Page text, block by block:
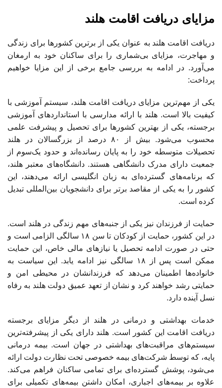
مزایای دریافت اقامت هلند
دریافت اقامت هلند به عنوان یکی از برترین کشورها برای زندگی
و مهاجرت، مزایای بی‌شماری را برای ساکنان خود به ارمغان
می‌آورد. در ادامه به بررسی جامع برخی از این مزایا خواهیم
پرداخت:
یکی از مهم‌ترین مزایای دریافت اقامت هلند، سیستم آموزشی با
کیفیت بالا است. هلند با ارائه مدارسی با استانداردهای آموزشی
برجسته، یکی از بهترین کشورها برای تحصیل و پیشرفت علمی
محسوب می‌شود. بیش از ۸۰ درصد از بزرگسالان در هلند
تحصیلات متوسطه خود را به پایان رسانده‌اند و حدود یک‌سوم از
جمعیت دارای مدرک دانشگاهی هستند. دانشگاه‌های معتبر هلند،
که برنامه‌های گسترده‌ای به زبان انگلیسی ارائه می‌دهند، این
کشور را به یکی از مقاصد برتر برای دانشجویان بین‌المللی تبدیل
کرده است.
حمایت از فرزندان نیز یکی از جنبه‌های مهم زندگی در هلند است.
در این کشور، حمایت از کودکان تا سن ۱۸ سالگی الزامی است و
حتی در صورت ادامه تحصیل یا نیازهای مالی خاص، این حمایت
ممکن است پس از ۱۸ سالگی نیز ادامه یابد. این سیاست به
خانواده‌ها اطمینان می‌دهد که فرزندانشان در محیطی امن و
حمایتی رشد خواهند کرد و نشان از تعهد عمیق دولت هلند به رفاه
نسل آینده دارد.
خدمات بهداشتی و درمانی در هلند از دیگر مزایای برجسته
دریافت اقامت این کشور است. هلند دارای یکی از پیشرفته‌ترین
سیستم‌های مراقبت‌های بهداشتی در جهان است. بیمه درمانی
پایه، که توسط شرکت‌های بیمه خصوصی تحت نظارت دولت ارائه
می‌شود، پوشش گسترده‌ای برای تمامی ساکنان فراهم می‌کند.
علاوه بر بیمه‌های اجباری، امکان داشتن بیمه‌های تکمیلی برای